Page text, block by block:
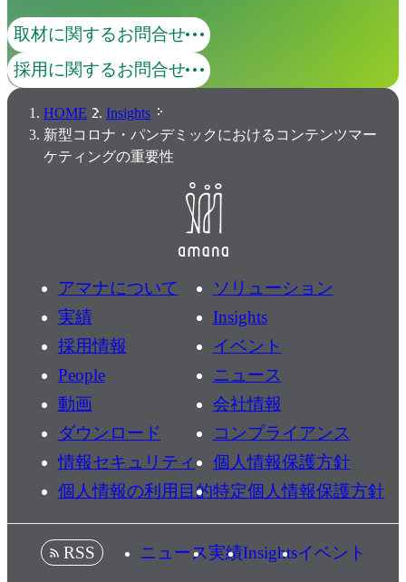
取材に関するお問合せ
採用に関するお問合せ
HOME
Insights
新型コロナ・パンデミックにおけるコンテンツマー
ケティングの重要性
アマナについて
ソリューション
実績
Insights
採用情報
イベント
People
ニュース
動画
会社情報
ダウンロード
コンプライアンス
情報セキュリティ
個人情報保護方針
個人情報の利用目的特定個人情報保護方針
RSS ニュース実績Insightsイベント